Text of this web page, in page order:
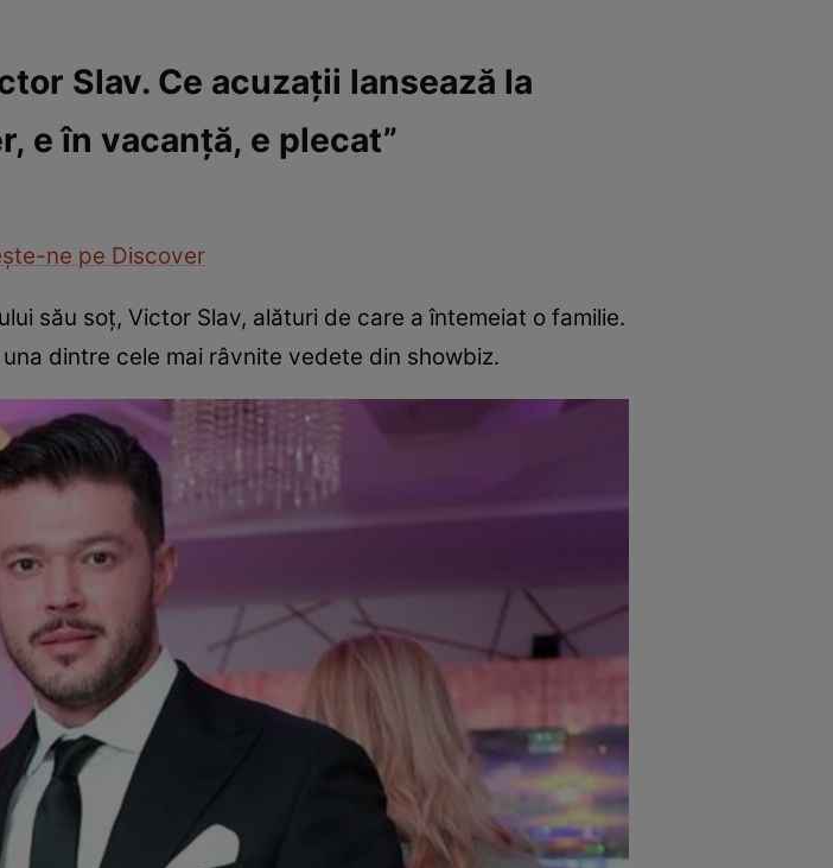
Slav. Ce acuzații lansează la
e în vacanță, e plecat”
ne pe Discover
său soț, Victor Slav, alături de care a întemeiat o familie.
dintre cele mai râvnite vedete din showbiz.